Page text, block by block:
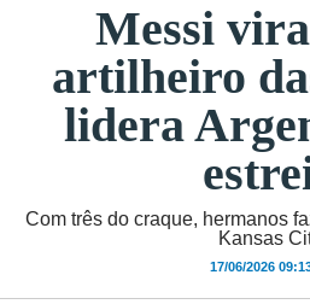
Messi
artilheiro
lidera
Com três do craque, hermanos
Kansas
17/06/2026